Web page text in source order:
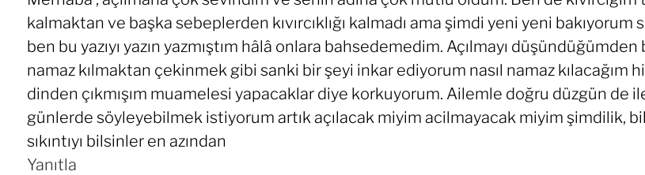
kalmaktan ve başka sebeplerden kıvırcıklığı kalmadı ama şimdi yeni yeni bakıyorum
ben bu yazıyı yazın yazmıştım hâlâ onlara bahsedemedim. Açılmayı
namaz kılmaktan çekinmek gibi sanki bir şeyi inkar ediyorum nasıl namaz kılacağım
dinden çıkmışım muamelesi yapacaklar diye korkuyorum. Ailemle doğru düzgün de
günlerde söyleyebilmek istiyorum artık açılacak miyim acilmayacak miyim şimdilik,
sıkıntıyı bilsinler en azından
Yanıtla